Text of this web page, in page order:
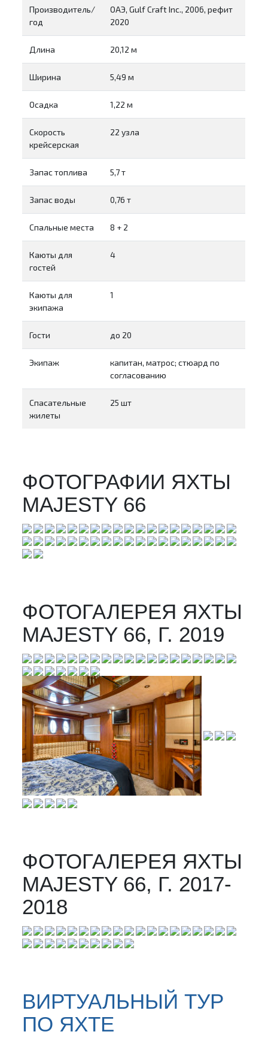
Производитель/
год
ОАЭ, Gulf Craft Inc., 2006, рефит
2020
Длина 20,12 м
Ширина 5,49 м
Осадка 1,22 м
Скорость
крейсерская
22 узла
Запас топлива 5,7 т
Запас воды 0,76 т
Спальные места 8 + 2
Каюты для
гостей
4
Каюты для
экипажа
1
Гости до 20
Экипаж
капитан, матрос; стюард по
согласованию
Спасательные
жилеты
25 шт
ФОТОГРАФИИ ЯХТЫ
MAJESTY 66
ФОТОГАЛЕРЕЯ ЯХТЫ
MAJESTY 66, Г. 2019
ФОТОГАЛЕРЕЯ ЯХТЫ
MAJESTY 66, Г. 2017-
2018
ВИРТУАЛЬНЫЙ ТУР
ПО ЯХТЕ